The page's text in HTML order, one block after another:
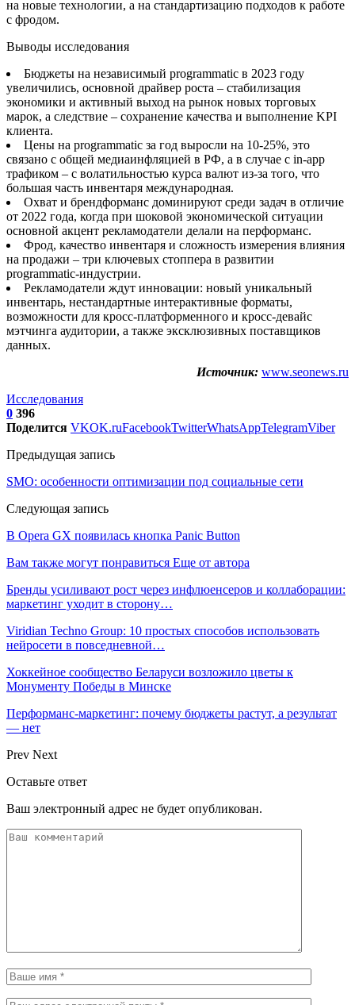
на новые технологии, а на стандартизацию подходов к работе
с фродом.
Выводы исследования
Бюджеты на независимый programmatic в 2023 году
увеличились, основной драйвер роста – стабилизация
экономики и активный выход на рынок новых торговых
марок, а следствие – сохранение качества и выполнение KPI
клиента.
Цены на programmatic за год выросли на 10-25%, это
связано с общей медиаинфляцией в РФ, а в случае с in-app
трафиком – с волатильностью курса валют из-за того, что
большая часть инвентаря международная.
Охват и брендформанс доминируют среди задач в отличие
от 2022 года, когда при шоковой экономической ситуации
основной акцент рекламодатели делали на перформанс.
Фрод, качество инвентаря и сложность измерения влияния
на продажи – три ключевых стоппера в развитии
programmatic-индустрии.
Рекламодатели ждут инновации: новый уникальный
инвентарь, нестандартные интерактивные форматы,
возможности для кросс-платформенного и кросс-девайс
мэтчинга аудитории, а также эксклюзивных поставщиков
данных.
Источник: www.seonews.ru
Исследования
0 396
Поделится VKOK.ruFacebookTwitterWhatsAppTelegramViber
Предыдущая запись
SMO: особенности оптимизации под социальные сети
Следующая запись
В Opera GX появилась кнопка Panic Button
Вам также могут понравиться Еще от автора
Бренды усиливают рост через инфлюенсеров и коллаборации:
маркетинг уходит в сторону…
Viridian Techno Group: 10 простых способов использовать
нейросети в повседневной…
Хоккейное сообщество Беларуси возложило цветы к
Монументу Победы в Минске
Перформанс-маркетинг: почему бюджеты растут, а результат
— нет
Prev Next
Оставьте ответ
Ваш электронный адрес не будет опубликован.